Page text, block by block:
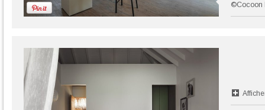
©Cocoon